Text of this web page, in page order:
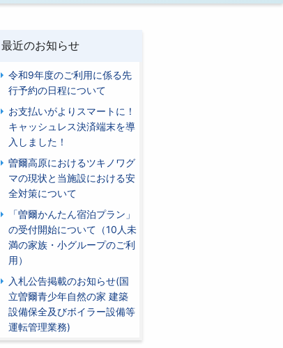
利用日の決定
最近のお知らせ
令和9年度のご利用に係る先
行予約の日程について
お支払いがよりスマートに！
キャッシュレス決済端末を導
入しました！
曽爾高原におけるツキノワグ
マの現状と当施設における安
全対策について
「曽爾かんたん宿泊プラン」
の受付開始について（10人未
満の家族・小グループのご利
用）
入札公告掲載のお知らせ(国
立曽爾青少年自然の家 建築
設備保全及びボイラー設備等
運転管理業務)